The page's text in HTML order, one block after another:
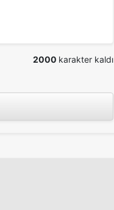
2000 karakter kaldı